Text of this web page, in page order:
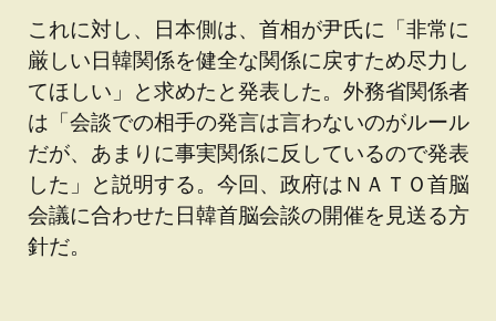
これに対し、日本側は、首相が尹氏に「非常に
厳しい日韓関係を健全な関係に戻すため尽力し
てほしい」と求めたと発表した。外務省関係者
は「会談での相手の発言は言わないのがルール
だが、あまりに事実関係に反しているので発表
した」と説明する。今回、政府はＮＡＴＯ首脳
会議に合わせた日韓首脳会談の開催を見送る方
針だ。